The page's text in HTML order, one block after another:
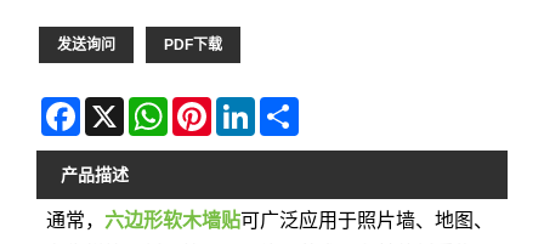
发送询问 PDF下载
Facebook
X WhatsAppPinterestLinkedIn
产品描述
通常， 六边形软木墙贴可广泛应用于照片墙、地图、